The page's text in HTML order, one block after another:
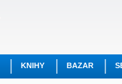
KNIHY BAZAR